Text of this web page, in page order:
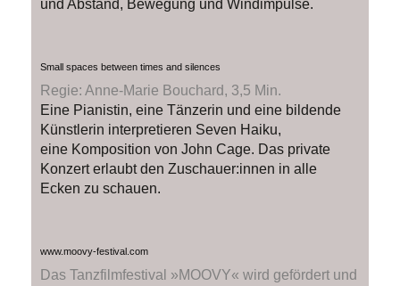
und Abstand, Bewegung und Windimpulse.
Small spaces between times and silences
Regie: Anne-Marie Bouchard, 3,5 Min.
Eine Pianistin, eine Tänzerin und eine bildende
Künstlerin interpretieren Seven Haiku,
eine Komposition von John Cage. Das private
Konzert erlaubt den Zuschauer:innen in alle
Ecken zu schauen.
www.moovy-festival.com
Das Tanzfilmfestival »MOOVY« wird gefördert und